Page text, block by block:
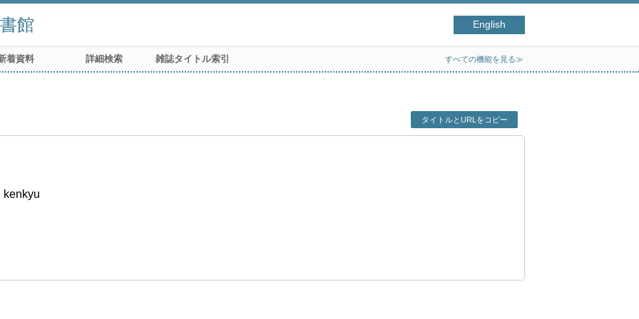
館 English
着資料 詳細検索 雑誌タイトル索引 すべての機能を見る≫
タイトルとURLをコピー
kenkyu